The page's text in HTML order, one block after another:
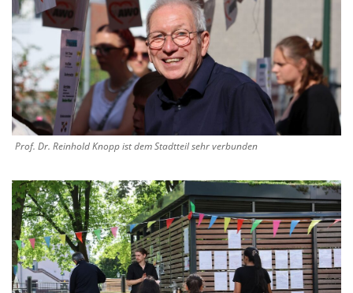
Prof. Dr. Reinhold Knopp ist dem Stadtteil sehr verbunden